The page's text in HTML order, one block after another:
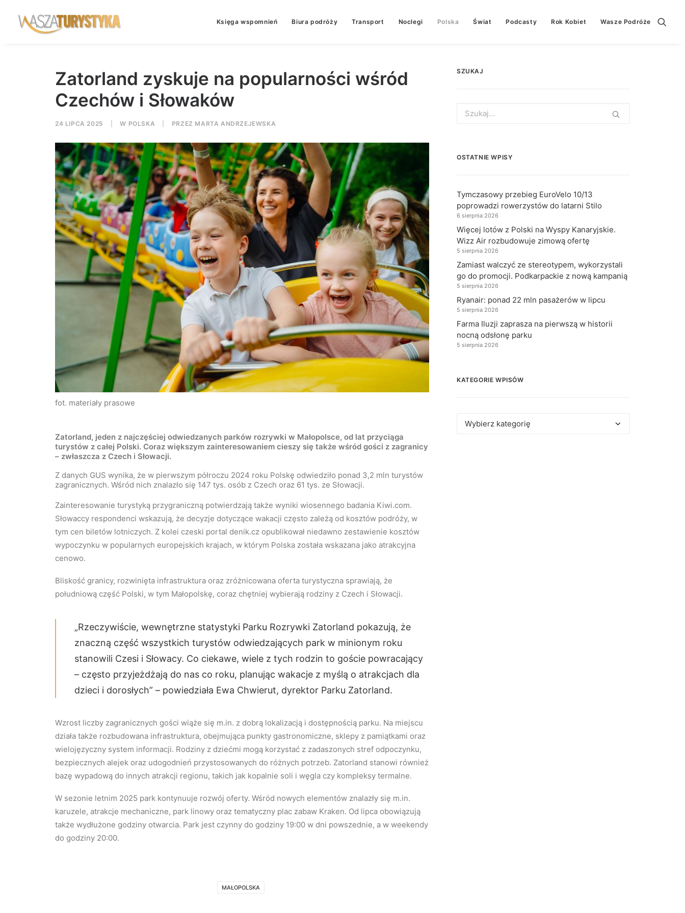
Księga wspomnień Biura podróży Transport Noclegi Polska Świat Podcasty Rok Kobiet Wasze Podróże
Zatorland zyskuje na popularności wśród
Czechów i Słowaków
24 LIPCA 2025 W POLSKA PRZEZ MARTA ANDRZEJEWSKA
fot. materiały prasowe
Zatorland, jeden z najczęściej odwiedzanych parków rozrywki w Małopolsce, od lat przyciąga
turystów z całej Polski. Coraz większym zainteresowaniem cieszy się także wśród gości z zagranicy
– zwłaszcza z Czech i Słowacji.
Z danych GUS wynika, że w pierwszym półroczu 2024 roku Polskę odwiedziło ponad 3,2 mln turystów
zagranicznych. Wśród nich znalazło się 147 tys. osób z Czech oraz 61 tys. ze Słowacji.
Zainteresowanie turystyką przygraniczną potwierdzają także wyniki wiosennego badania Kiwi.com.
Słowaccy respondenci wskazują, że decyzje dotyczące wakacji często zależą od kosztów podróży, w
tym cen biletów lotniczych. Z kolei czeski portal denik.cz opublikował niedawno zestawienie kosztów
wypoczynku w popularnych europejskich krajach, w którym Polska została wskazana jako atrakcyjna
cenowo.
Bliskość granicy, rozwinięta infrastruktura oraz zróżnicowana oferta turystyczna sprawiają, że
południową część Polski, w tym Małopolskę, coraz chętniej wybierają rodziny z Czech i Słowacji.
„Rzeczywiście, wewnętrzne statystyki Parku Rozrywki Zatorland pokazują, że
znaczną część wszystkich turystów odwiedzających park w minionym roku
stanowili Czesi i Słowacy. Co ciekawe, wiele z tych rodzin to goście powracający
– często przyjeżdżają do nas co roku, planując wakacje z myślą o atrakcjach dla
dzieci i dorosłych” – powiedziała Ewa Chwierut, dyrektor Parku Zatorland.
Wzrost liczby zagranicznych gości wiąże się m.in. z dobrą lokalizacją i dostępnością parku. Na miejscu
działa także rozbudowana infrastruktura, obejmująca punkty gastronomiczne, sklepy z pamiątkami oraz
wielojęzyczny system informacji. Rodziny z dziećmi mogą korzystać z zadaszonych stref odpoczynku,
bezpiecznych alejek oraz udogodnień przystosowanych do różnych potrzeb. Zatorland stanowi również
bazę wypadową do innych atrakcji regionu, takich jak kopalnie soli i węgla czy kompleksy termalne.
W sezonie letnim 2025 park kontynuuje rozwój oferty. Wśród nowych elementów znalazły się m.in.
karuzele, atrakcje mechaniczne, park linowy oraz tematyczny plac zabaw Kraken. Od lipca obowiązują
także wydłużone godziny otwarcia. Park jest czynny do godziny 19:00 w dni powszednie, a w weekendy
do godziny 20:00.
MAŁOPOLSKA
SZUKAJ
for:
OSTATNIE WPISY
Tymczasowy przebieg EuroVelo 10/13
poprowadzi rowerzystów do latarni Stilo
6 sierpnia 2026
Więcej lotów z Polski na Wyspy Kanaryjskie.
Wizz Air rozbudowuje zimową ofertę
5 sierpnia 2026
Zamiast walczyć ze stereotypem, wykorzystali
go do promocji. Podkarpackie z nową kampanią
5 sierpnia 2026
Ryanair: ponad 22 mln pasażerów w lipcu
5 sierpnia 2026
Farma Iluzji zaprasza na pierwszą w historii
nocną odsłonę parku
5 sierpnia 2026
KATEGORIE WPISÓW
Kategorie